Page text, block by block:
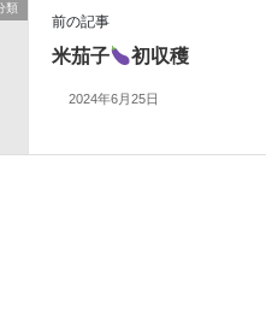
類
前の記事
米茄子 初収穫
2024年6月25日